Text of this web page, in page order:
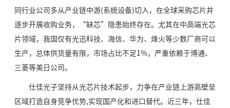
同行业公司多从产业链中游(系统设备)切入，在全球采购芯片并
逐步开展收购业务，“缺芯”隐患始终存在。尤其在中高端光芯
片领域，我国仅有光迅科技、海信、华为、烽火等少数厂商可以
生产，总体供货量有限，市场占比不足1%，严重依赖于博通、
三菱等美日公司。
仕佳光子坚持从光芯片技术起步，力争在产业链上游高壁垒
区域打造自身竞争优势,实现国产化和进口替代。近三年，仕佳